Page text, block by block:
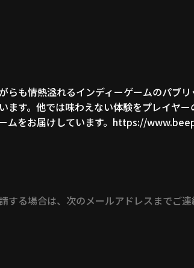
らも情熱溢れるインディーゲームのパブ
ます。他では味わえない体験をプレイヤ
をお届けしています。 https://
する場合は、次のメールアドレスまでご連